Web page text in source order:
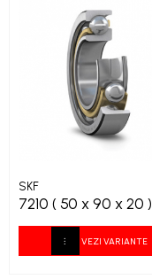
SKF
7210 ( 50 x 90 x 20 )
VEZI VARIANTE